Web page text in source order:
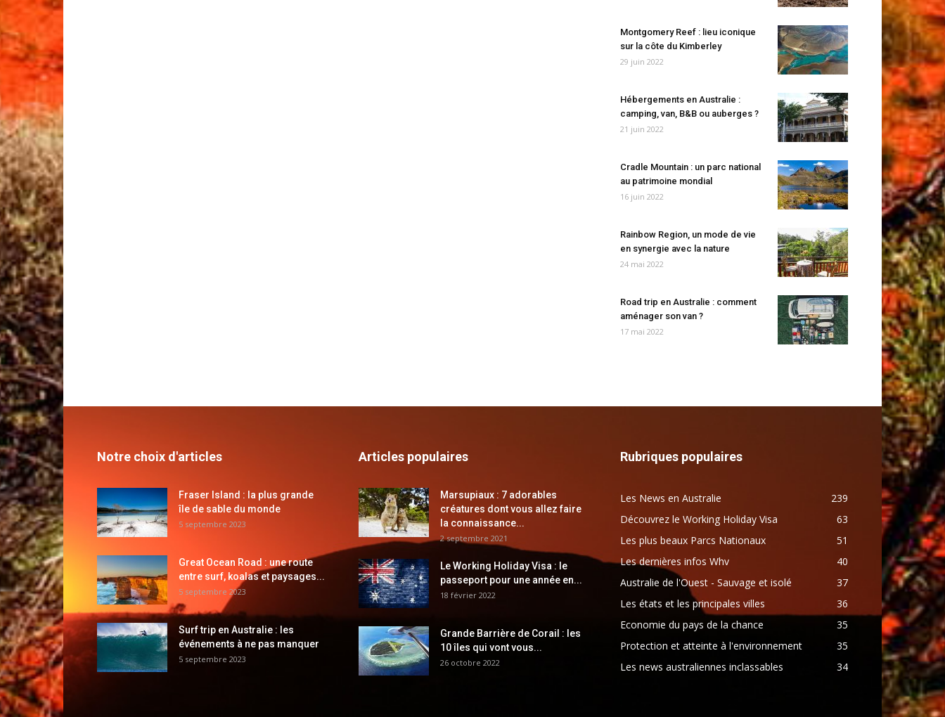
Montgomery Reef : lieu iconique
sur la côte du Kimberley
29 juin 2022
Hébergements en Australie :
camping, van, B&B ou auberges ?
21 juin 2022
Cradle Mountain : un parc national
au patrimoine mondial
16 juin 2022
Rainbow Region, un mode de vie
en synergie avec la nature
24 mai 2022
Road trip en Australie : comment
aménager son van ?
17 mai 2022
Notre choix d'articles
Fraser Island : la plus grande
île de sable du monde
5 septembre 2023
Great Ocean Road : une route
entre surf, koalas et paysages...
5 septembre 2023
Surf trip en Australie : les
événements à ne pas manquer
5 septembre 2023
Articles populaires
Marsupiaux : 7 adorables
créatures dont vous allez faire
la connaissance...
2 septembre 2021
Le Working Holiday Visa : le
passeport pour une année en...
18 février 2022
Grande Barrière de Corail : les
10 îles qui vont vous...
26 octobre 2022
Rubriques populaires
Les News en Australie
239
Découvrez le Working Holiday Visa
63
Les plus beaux Parcs Nationaux
51
Les dernières infos Whv
40
Australie de l'Ouest - Sauvage et isolé
37
Les états et les principales villes
36
Economie du pays de la chance
35
Protection et atteinte à l'environnement
35
Les news australiennes inclassables
34